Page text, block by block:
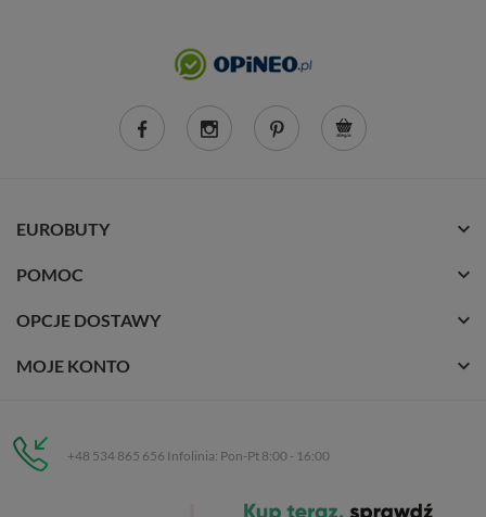
EUROBUTY
POMOC
OPCJE DOSTAWY
MOJE KONTO
+48 534 865 656 Infolinia: Pon-Pt 8:00 - 16:00